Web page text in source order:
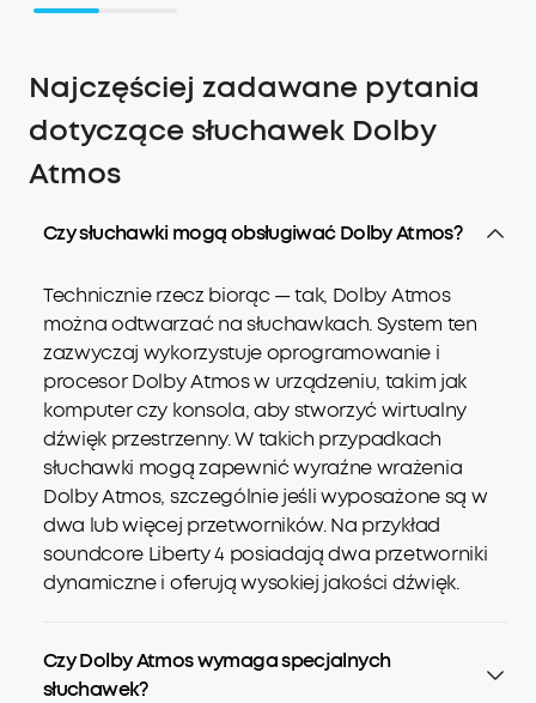
Najczęściej zadawane pytania
dotyczące słuchawek Dolby
Atmos
Czy słuchawki mogą obsługiwać Dolby Atmos?
Technicznie rzecz biorąc — tak, Dolby Atmos
można odtwarzać na słuchawkach. System ten
zazwyczaj wykorzystuje oprogramowanie i
procesor Dolby Atmos w urządzeniu, takim jak
komputer czy konsola, aby stworzyć wirtualny
dźwięk przestrzenny. W takich przypadkach
słuchawki mogą zapewnić wyraźne wrażenia
Dolby Atmos, szczególnie jeśli wyposażone są w
dwa lub więcej przetworników. Na przykład
soundcore Liberty 4 posiadają dwa przetworniki
dynamiczne i oferują wysokiej jakości dźwięk.
Czy Dolby Atmos wymaga specjalnych
słuchawek?